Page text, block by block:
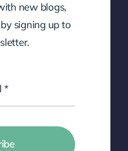
new blogs,
signing up to